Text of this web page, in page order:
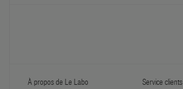
À propos de Le Labo
Service clients